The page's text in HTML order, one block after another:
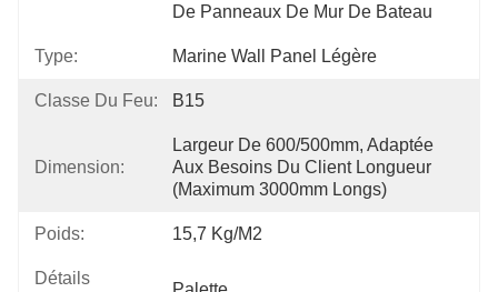
De Panneaux De Mur De Bateau
Type: Marine Wall Panel Légère
Classe Du Feu: B15
Dimension:
Largeur De 600/500mm, Adaptée
Aux Besoins Du Client Longueur
(maximum 3000mm Longs)
Poids: 15,7 Kg/m2
Détails